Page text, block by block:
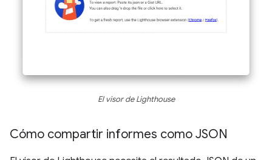
El visor de Lighthouse
Cómo compartir informes como JSON